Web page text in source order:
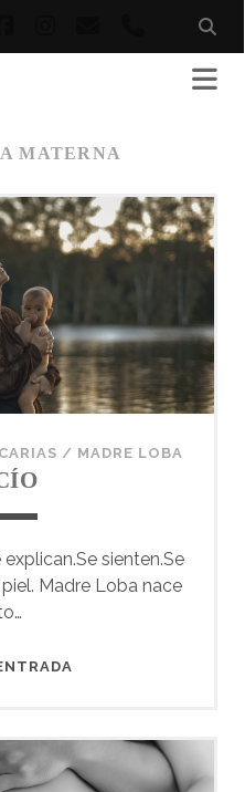
electrónico
phone
MATERNA
/ MADRE LOBA
sienten.Se
Madre Loba nace